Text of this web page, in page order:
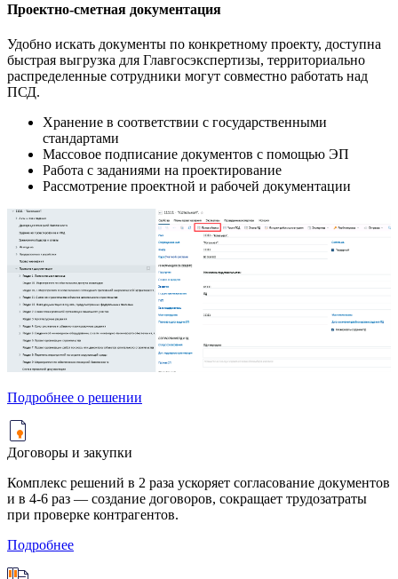
Проектно-сметная документация
Удобно искать документы по конкретному проекту, доступна
быстрая выгрузка для Главгосэкспертизы, территориально
распределенные сотрудники могут совместно работать над
ПСД.
Хранение в соответствии с государственными
стандартами
Массовое подписание документов с помощью ЭП
Работа с заданиями на проектирование
Рассмотрение проектной и рабочей документации
Подробнее о решении
Договоры и закупки
Комплекс решений в 2 раза ускоряет согласование документов
и в 4-6 раз — создание договоров, сокращает трудозатраты
при проверке контрагентов.
Подробнее